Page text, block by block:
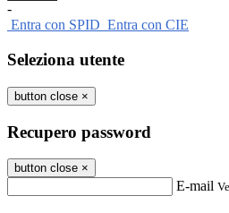
-
Entra con SPID Entra con CIE
Seleziona utente
button close ×
Recupero password
button close ×
E-mail